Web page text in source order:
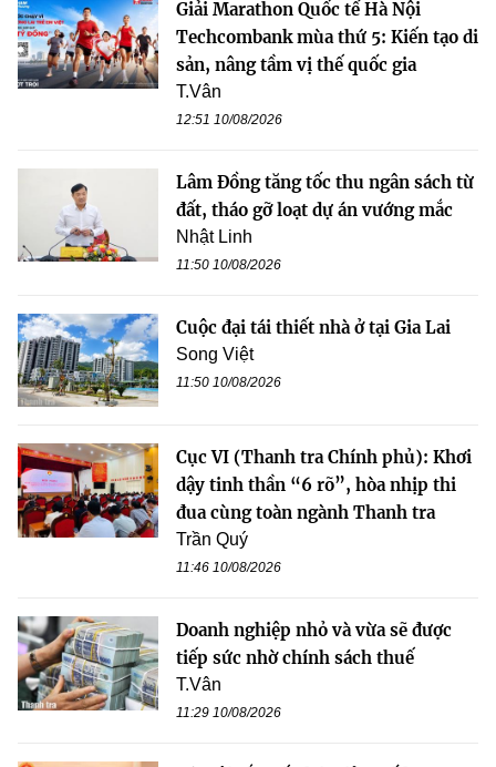
Giải Marathon Quốc tế Hà Nội
Techcombank mùa thứ 5: Kiến tạo di
sản, nâng tầm vị thế quốc gia
T.Vân
12:51 10/08/2026
Lâm Đồng tăng tốc thu ngân sách từ
đất, tháo gỡ loạt dự án vướng mắc
Nhật Linh
11:50 10/08/2026
Cuộc đại tái thiết nhà ở tại Gia Lai
Song Việt
11:50 10/08/2026
Cục VI (Thanh tra Chính phủ): Khơi
dậy tinh thần “6 rõ”, hòa nhịp thi
đua cùng toàn ngành Thanh tra
Trần Quý
11:46 10/08/2026
Doanh nghiệp nhỏ và vừa sẽ được
tiếp sức nhờ chính sách thuế
T.Vân
11:29 10/08/2026